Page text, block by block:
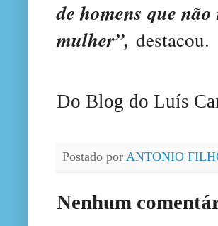
de homens que
mulher”, destacou.
Do Blog do Luís
Postado por ANTONIO
Nenhum